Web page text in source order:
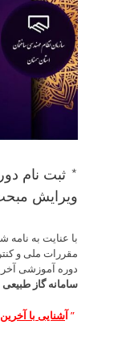
* ثبت نام
ویرایش مبحث 17 مقررات ملی
مقررات ملی و
دوره آموزشی آخرین ویرایش
سامانه گاز
”آ